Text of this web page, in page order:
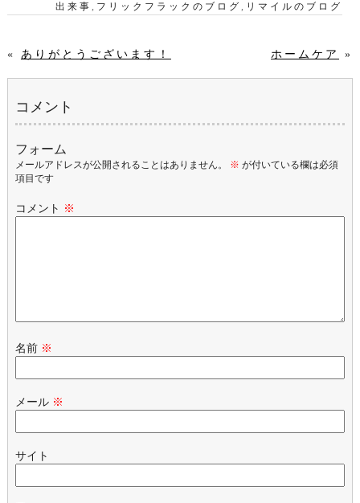
出来事, フリックフラックのブログ, リマイルのブログ
« ありがとうございます！ ホームケア »
コメント
フォーム
メールアドレスが公開されることはありません。 ※ が付いている欄は必須
項目です
コメント ※
名前 ※
メール ※
サイト